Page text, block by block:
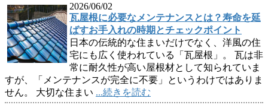
2026/06/02
瓦屋根に必要なメンテナンスとは？寿命を延
ばすお手入れの時期とチェックポイント
日本の伝統的な住まいだけでなく、洋風の住
宅にも広く使われている「瓦屋根」。 瓦は非
常に耐久性が高い屋根材として知られていま
すが、「メンテナンスが完全に不要」というわけではありま
せん。 大切な住まい ...続きを読む